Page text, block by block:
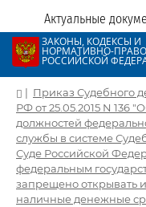
Актуальные
ЗАКОНЫ, КОДЕКСЫ И
НОРМАТИВНО-
РОССИЙСКОЙ
| Приказ Судебного
РФ от 25.05.2015 N 136
должностей
службы в системе
Суде Российской
федеральным
запрещено открывать
наличные денежные